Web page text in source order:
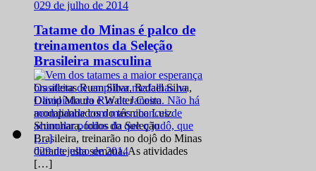
029 de julho de 2014
Tatame do Minas é palco de
treinamentos da Seleção
Brasileira masculina
Os atletas Ruan Silva, Rafael Silva,
David Moura e Walter Costa
acompanhados do técnico Luiz
Shinohara, todos da Seleção
Brasileira, treinarão no dojô do Minas
durante esta semana. As atividades
[…]
029 de julho de 2014